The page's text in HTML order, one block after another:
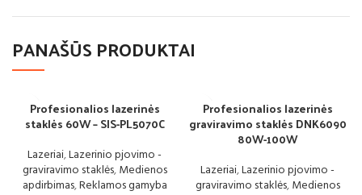
PANAŠŪS PRODUKTAI
Profesionalios lazerinės
staklės 60W – SIS-PL5070C
Lazeriai,Lazerinio pjovimo -
graviravimo staklės,Medienos
apdirbimas,Reklamos gamyba
Profesionalios lazerinės
graviravimo staklės DNK6090
80W-100W
Lazeriai,Lazerinio pjovimo -
graviravimo staklės,Medienos